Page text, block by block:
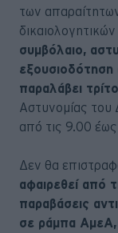
των
δικαιολογητικών
συμβόλαιο,
παραλάβει
Αστυνομίας του
από τις 9.00 έως
Δεν θα
αφαιρεθεί από
παραβάσεις
σε ράμπα